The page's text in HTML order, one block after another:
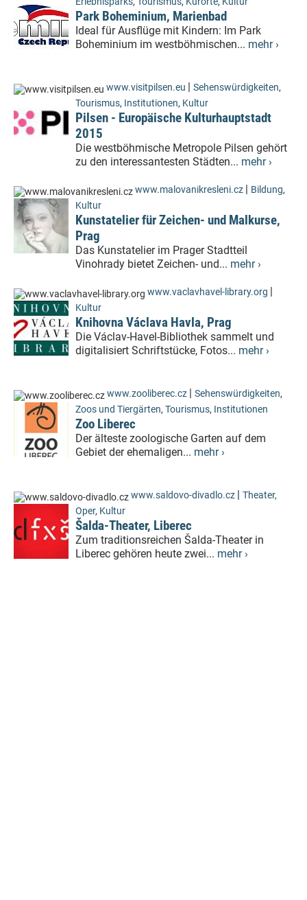
Park Boheminium, Marienbad
Ideal für Ausflüge mit Kindern: Im Park
Boheminium im westböhmischen... mehr ›
www.visitpilsen.eu | Sehenswürdigkeiten,
Tourismus, Institutionen, Kultur
Pilsen - Europäische Kulturhauptstadt
2015
Die westböhmische Metropole Pilsen gehört
zu den interessantesten Städten... mehr ›
www.malovanikresleni.cz | Bildung,
Kultur
Kunstatelier für Zeichen- und Malkurse,
Prag
Das Kunstatelier im Prager Stadtteil
Vinohrady bietet Zeichen- und... mehr ›
www.vaclavhavel-library.org |
Kultur
Knihovna Václava Havla, Prag
Die Václav-Havel-Bibliothek sammelt und
digitalisiert Schriftstücke, Fotos... mehr ›
www.zooliberec.cz | Sehenswürdigkeiten,
Zoos und Tiergärten, Tourismus, Institutionen
Zoo Liberec
Der älteste zoologische Garten auf dem
Gebiet der ehemaligen... mehr ›
www.saldovo-divadlo.cz | Theater,
Oper, Kultur
Šalda-Theater, Liberec
Zum traditionsreichen Šalda-Theater in
Liberec gehören heute zwei... mehr ›